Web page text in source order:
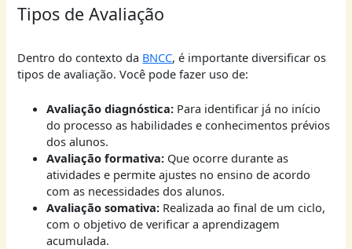
Tipos de Avaliação
Dentro do contexto da BNCC, é importante diversificar os
tipos de avaliação. Você pode fazer uso de:
Avaliação diagnóstica:Para identificar já no início
do processo as habilidades e conhecimentos prévios
dos alunos.
Avaliação formativa:Que ocorre durante as
atividades e permite ajustes no ensino de acordo
com as necessidades dos alunos.
Avaliação somativa:Realizada ao final de um ciclo,
com o objetivo de verificar a aprendizagem
acumulada.